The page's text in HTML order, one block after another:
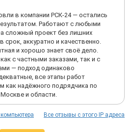
в компании РСК-24 — остались
Работают с любыми
сложный проект без лишних
срок, аккуратно и качественно.
и хорошо знает своё дело.
с частными заказами, так и с
— подход одинаково
все этапы работ
как надёжного подрядчика по
и области.
Все отзывы с этого IP адреса